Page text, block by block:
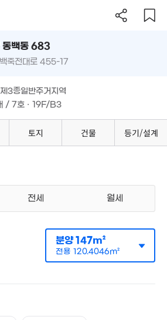
매매 5억 9800만원
전용120m²
백동 683
· 19F/B3
동백동 683
죽전대로 455-17
3종일반주거지역
/ 7호 · 19F/B3
토지 건물 등기/설계
전세 월세
분양147m²
전용 120.4046m²